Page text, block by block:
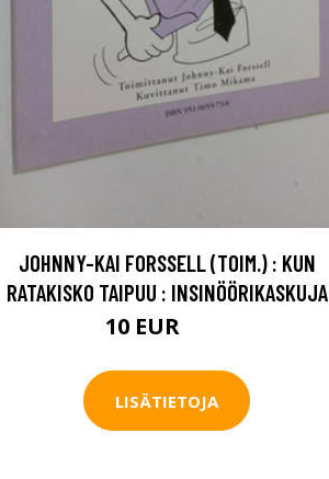
JOHNNY-KAI FORSSELL (TOIM.) : KUN
RATAKISKO TAIPUU : INSINÖÖRIKASKUJA
10 EUR
LISÄTIETOJA